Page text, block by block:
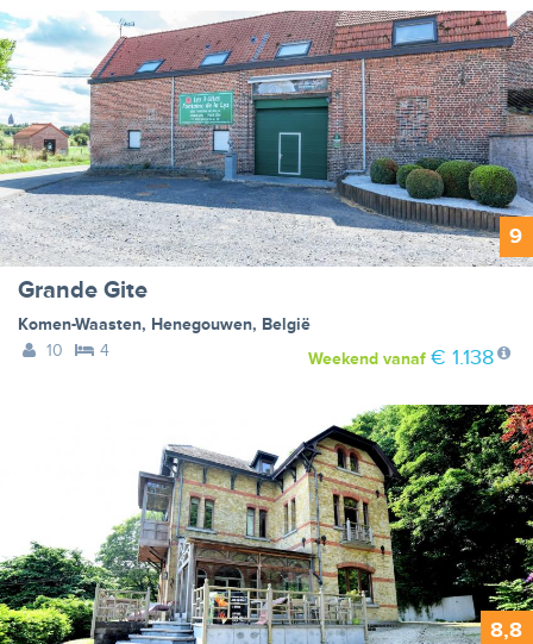
9
Grande Gite
Komen-Waasten, Henegouwen, België
10
4 Weekendvanaf € 1.138
8,8